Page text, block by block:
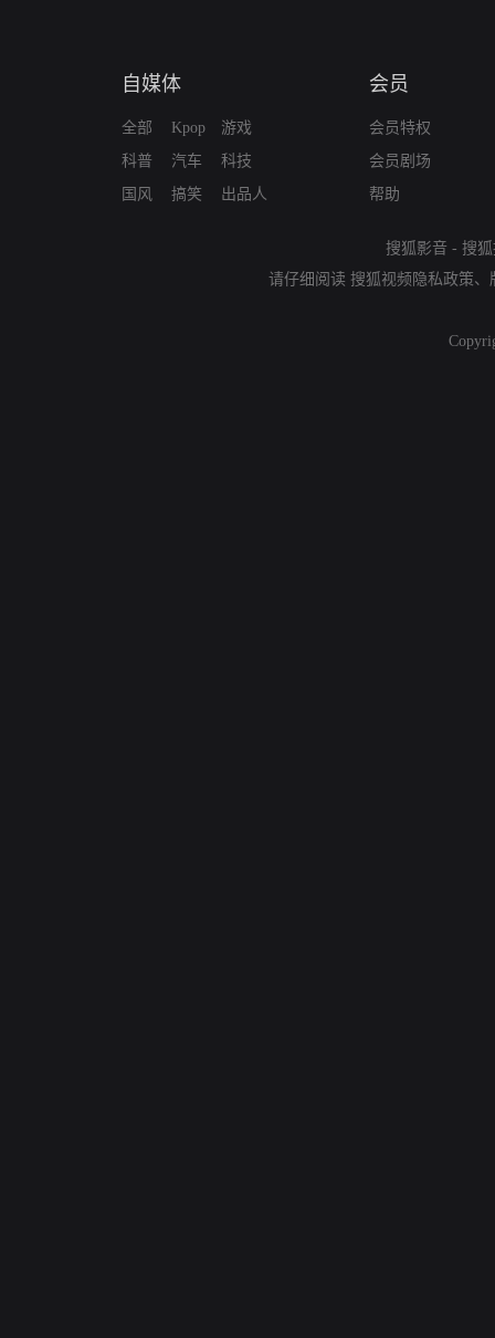
自媒体
全部
科普
国风
Kpop
汽车
搞笑
游戏
科技
出品人
会员
会员特权
会员剧场
帮助
搜狐影音 - 搜
请仔细阅读 搜狐视频隐私政策、